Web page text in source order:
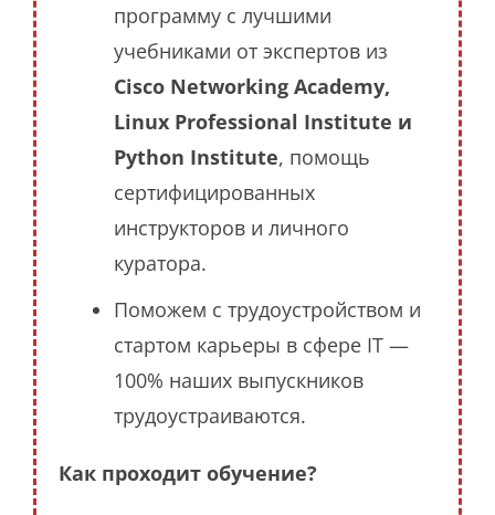
программу с лучшими
учебниками от экспертов из
Cisco Networking Academy,
Linux Professional Institute и
Python Institute, помощь
сертифицированных
инструкторов и личного
куратора.
Поможем с трудоустройством и
стартом карьеры в сфере IT —
100% наших выпускников
трудоустраиваются.
Как проходит обучение?